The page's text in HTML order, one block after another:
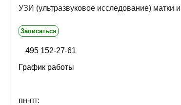
УЗИ (ультразвуковое исследование) матки
Записаться
495 152-27-61
График работы
пн-пт: